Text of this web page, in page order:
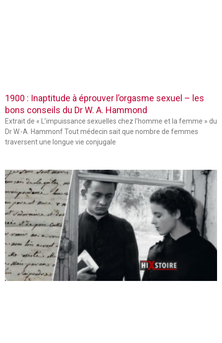
1900 : Inaptitude à éprouver l’orgasme sexuel – les
bons conseils du Dr W. A. Hammond
Extrait de « L’impuissance sexuelles chez l’homme et la femme » du
Dr W.-A. Hammonf Tout médecin sait que nombre de femmes
traversent une longue vie conjugale